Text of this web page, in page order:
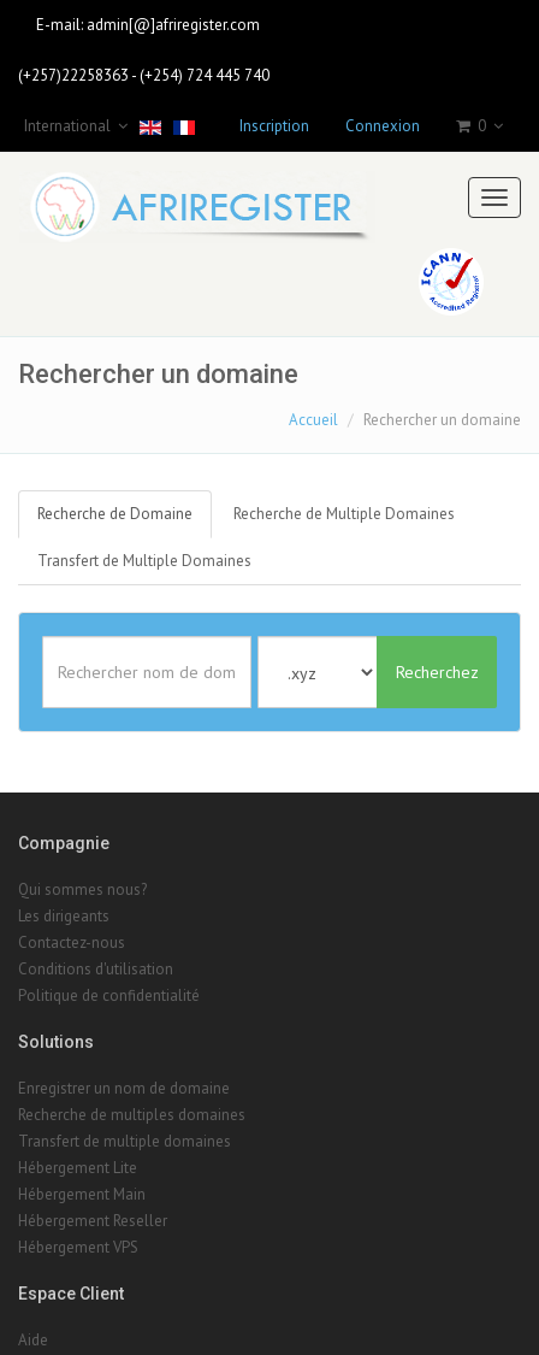
E-mail: admin[@]afriregister.com
(+257)22258363 - (+254) 724 445 740
International Inscription Connexion 0
Rechercher un domaine
Accueil Rechercher un domaine
Recherche de Domaine Recherche de Multiple Domaines
Transfert de Multiple Domaines
Recherchez
Compagnie
Qui sommes nous?
Les dirigeants
Contactez-nous
Conditions d'utilisation
Politique de confidentialité
Solutions
Enregistrer un nom de domaine
Recherche de multiples domaines
Transfert de multiple domaines
Hébergement Lite
Hébergement Main
Hébergement Reseller
Hébergement VPS
Espace Client
Aide